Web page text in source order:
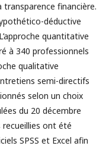
transparence financière.
déductive
quantitative
à 340 professionnels
qualitative
semi-directifs
selon un choix
du 20 décembre
recueillies ont été
SPSS et Excel afin